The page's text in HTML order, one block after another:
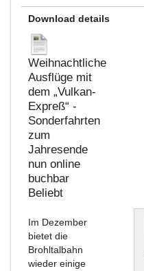
Download details
Weihnachtliche
Ausflüge mit
dem „Vulkan-
Expreß“ -
Sonderfahrten
zum
Jahresende
nun online
buchbar
Beliebt
Im Dezember
bietet die
Brohltalbahn
wieder einige